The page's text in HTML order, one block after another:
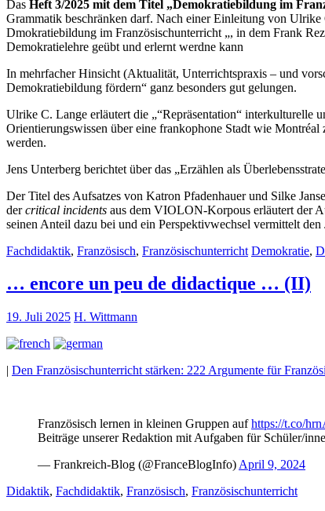
Das Heft 3/2025 mit dem Titel „Demokratiebildung im
Grammatik beschränken darf. Nach einer Einleitung von
Dmokratiebildung im Französischunterricht „, in dem Frank
Demokratielehre geübt und erlernt werdne kann
In mehrfacher Hinsicht (Aktualität, Unterrichtspraxis – und
Demokratiebildung fördern“ ganz besonders gut gelungen.
Ulrike C. Lange erläutert die „“Repräsentation“ interkulturelle
Orientierungswissen über eine frankophone Stadt wie
werden.
Jens Unterberg berichtet über das „Erzählen als
Der Titel des Aufsatzes von Katron Pfadenhauer und Silke
dercritical incidents aus dem VIOLON-Korpous erläutert der
seinen Anteil dazu bei und ein Perspektivwechsel vermittelt
Fachdidaktik, Französisch, Französischunterricht Demokratie,
… encore un peu de didactique … (II)
19. Juli 2025 H. Wittmann
| Den Französischunterricht stärken: 222 Argumente für
Französisch lernen in kleinen Gruppen aufhttps://t.co/
Beiträge unserer Redaktion mit Aufgaben für Schüler/
— Frankreich-Blog (@FranceBlogInfo) April 9, 2024
Didaktik, Fachdidaktik, Französisch, Französischunterricht